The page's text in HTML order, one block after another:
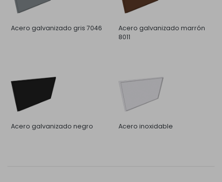
Acero galvanizado gris 7046
Acero galvanizado marrón
8011
Acero galvanizado negro Acero inoxidable